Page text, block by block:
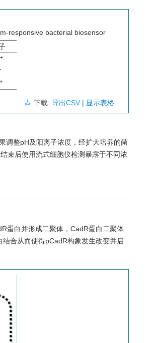
responsive bacterial biosensor
下载: 导出CSV | 显示表格
调整pH及阳离子浓度，经扩大培养的菌
束后使用流式细胞仪检测暴露于不同浓
蛋白并形成二聚体，CadR蛋白二聚体
合从而使得pCadR构象发生改变并启